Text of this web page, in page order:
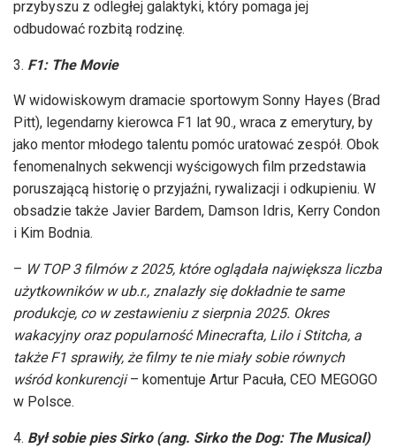
przybyszu z odległej galaktyki, który pomaga jej
odbudować rozbitą rodzinę.
F1: The Movie
W widowiskowym dramacie sportowym Sonny Hayes (Brad
Pitt), legendarny kierowca F1 lat 90., wraca z emerytury, by
jako mentor młodego talentu pomóc uratować zespół. Obok
fenomenalnych sekwencji wyścigowych film przedstawia
poruszającą historię o przyjaźni, rywalizacji i odkupieniu. W
obsadzie także Javier Bardem, Damson Idris, Kerry Condon
i Kim Bodnia.
– W TOP 3 filmów z 2025, które oglądała największa liczba
użytkowników w ub.r., znalazły się dokładnie te same
produkcje, co w zestawieniu z sierpnia 2025. Okres
wakacyjny oraz popularność Minecrafta, Lilo i Stitcha, a
także F1 sprawiły, że filmy te nie miały sobie równych
wśród konkurencji– komentuje Artur Pacuła, CEO MEGOGO
w Polsce.
Był sobie pies Sirko (ang. Sirko the Dog: The Musical)